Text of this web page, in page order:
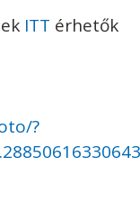
ITT érhetők
?